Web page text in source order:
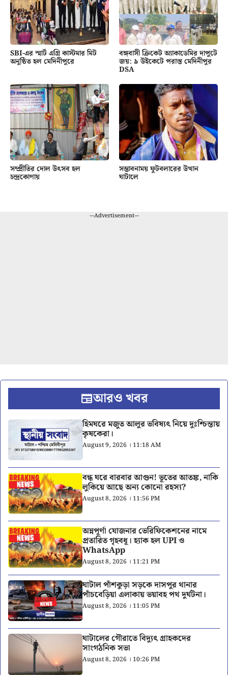
SBI-এর স্মার্ট এগ্রি কাস্টমার মিট
অনুষ্ঠিত হল মেদিনীপুরে
বঙ্গবাসী ক্রিকেট অ্যাকাডেমির দাপুটে
জয়: ৯ উইকেটে পরাস্ত মেদিনীপুর
DSA
সম্প্রীতির দোল উৎসব হল
চন্দ্রকোণায়
সম্ভাবনাময় ফুটবলারের উত্থান
ঘাটালে
---Advertisement---
আরও খবর
হিমঘরে মজুত আলুর ভবিষ্যৎ নিয়ে দুঃশ্চিন্তায়
কৃষকেরা।
August 9, 2026 । 11:18 AM
বন্ধ ঘরে বারবার আগুন! ভূতের আতঙ্ক, নাকি
লুকিয়ে আছে অন্য কোনো রহস্য?
August 8, 2026 । 11:56 PM
অন্নপূর্ণা যোজনার ভেরিফিকেশনের নামে
প্রতারিত গৃহবধূ। হ্যাক হল UPI ও
WhatsApp
August 8, 2026 । 11:21 PM
ঘাটাল পাঁশকুড়া সড়কে দাসপুর থানার
পাঁচবেড়িয়া এলাকায় ভয়াবহ পথ দুর্ঘটনা।
August 8, 2026 । 11:05 PM
ঘাটালের গৌরাতে বিদ্যুৎ গ্রাহকদের
সাংগঠনিক সভা
August 8, 2026 । 10:26 PM